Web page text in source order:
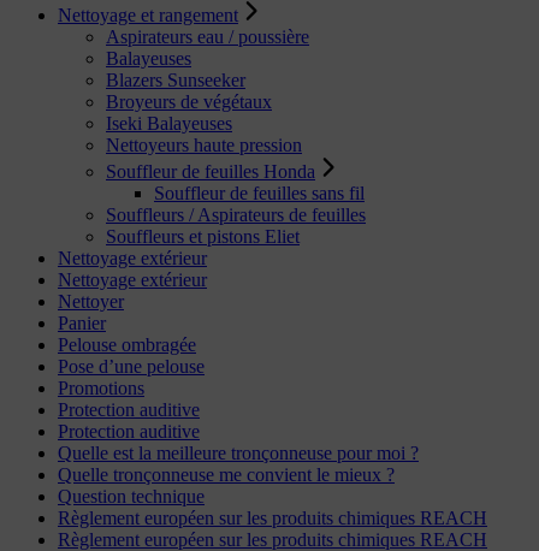
Nettoyage et rangement
Aspirateurs eau / poussière
Balayeuses
Blazers Sunseeker
Broyeurs de végétaux
Iseki Balayeuses
Nettoyeurs haute pression
Souffleur de feuilles Honda
Souffleur de feuilles sans fil
Souffleurs / Aspirateurs de feuilles
Souffleurs et pistons Eliet
Nettoyage extérieur
Nettoyage extérieur
Nettoyer
Panier
Pelouse ombragée
Pose d’une pelouse
Promotions
Protection auditive
Protection auditive
Quelle est la meilleure tronçonneuse pour moi ?
Quelle tronçonneuse me convient le mieux ?
Question technique
Règlement européen sur les produits chimiques REACH
Règlement européen sur les produits chimiques REACH